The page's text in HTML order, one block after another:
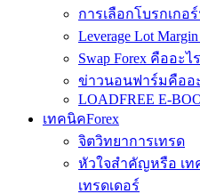
การเลือกโบรกเกอ
Leverage Lot
Swap Forex คืออะไร
ข่าวนอนฟาร์มคืออะ
LOADFREE E-
เทคนิคForex
จิตวิทยาการเทรด
หัวใจสำคัญหรือ เท
เทรดเดอร์